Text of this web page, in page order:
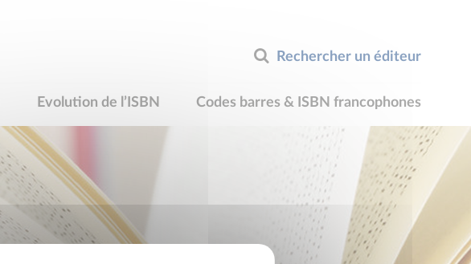
Rechercher un éditeur
Evolution de l’ISBN Codes barres & ISBN francophones